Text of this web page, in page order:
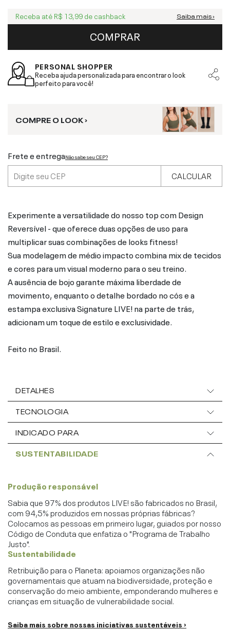
Receba até R$ 13,99 de cashback Saiba mais ›
COMPRAR
PERSONAL SHOPPER
Receba ajuda personalizada para encontrar o look
perfeito para você!
COMPRE O LOOK ›
Frete e entregaNão sabe seu CEP?
CALCULAR
Experimente a versatilidade do nosso top com Design
Reversível - que oferece duas opções de uso para
multiplicar suas combinações de looks fitness!
Sua modelagem de médio impacto combina mix de tecidos
e cores para um visual moderno para o seu treino.
A ausência de bojo garante máxima liberdade de
movimento, enquanto o detalhe bordado no cós e a
estampa exclusiva Signature LIVE! na parte de trás,
adicionam um toque de estilo e exclusividade.
Feito no Brasil.
DETALHES
TECNOLOGIA
INDICADO PARA
SUSTENTABILIDADE
Produção responsável
Sabia que 97% dos produtos LIVE! são fabricados no Brasil,
com 94,5% produzidos em nossas próprias fábricas?
Colocamos as pessoas em primeiro lugar, guiados por nosso
Código de Conduta que enfatiza o "Programa de Trabalho
Justo".
Sustentabilidade
Retribuição para o Planeta: apoiamos organizações não
governamentais que atuam na biodiversidade, proteção e
conservação do meio ambiente, emponderando mulheres e
crianças em situação de vulnerabilidade social.
Saiba mais sobre nossas iniciativas sustentáveis ›